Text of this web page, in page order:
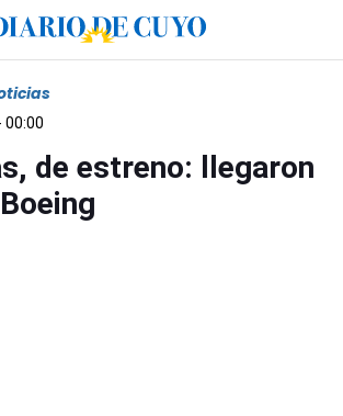
00:00
de estreno: llegaron